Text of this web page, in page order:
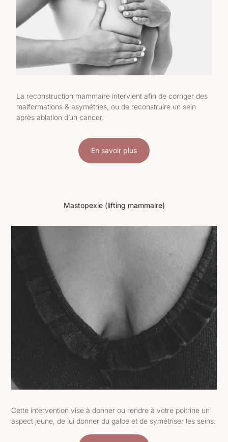
La reconstruction mammaire intervient afin de corriger des
malformations & asymétries, ou de reconstruire un sein
après ablation d’un cancer.
En savoir plus
Mastopexie (lifting mammaire)
Cette intervention vise à donner ou rendre à votre poitrine un
aspect jeune, de lui donner du galbe et de symétriser les seins.